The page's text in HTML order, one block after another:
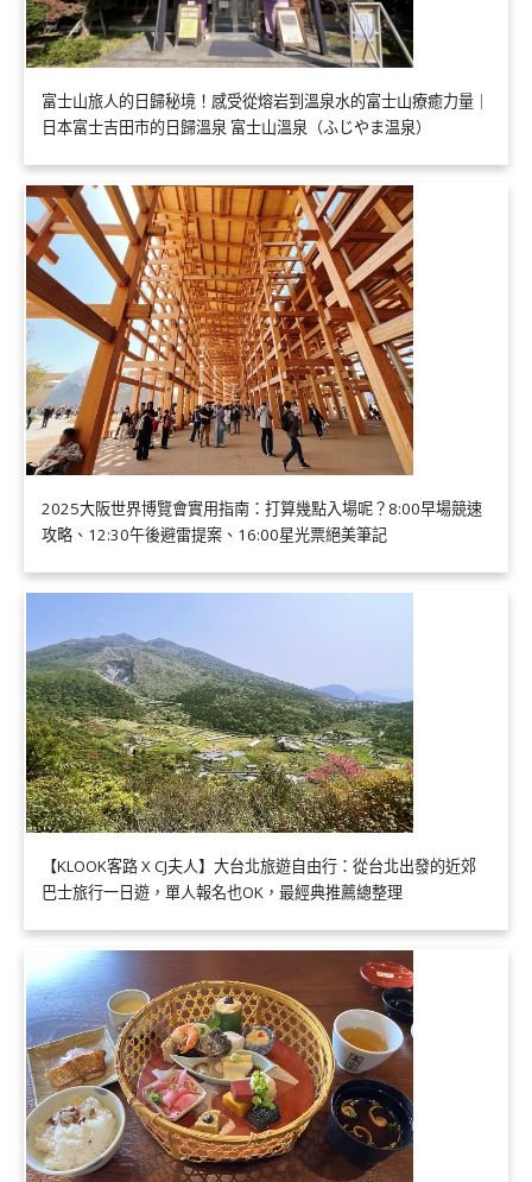
富士山旅人的日歸秘境！感受從熔岩到溫泉水的富士山療癒力量｜
日本富士吉田市的日歸溫泉 富士山溫泉（ふじやま温泉）
2025大阪世界博覽會實用指南：打算幾點入場呢？8:00早場競速
攻略、12:30午後避雷提案、16:00星光票絕美筆記
【KLOOK客路 X CJ夫人】大台北旅遊自由行：從台北出發的近郊
巴士旅行一日遊，單人報名也OK，最經典推薦總整理